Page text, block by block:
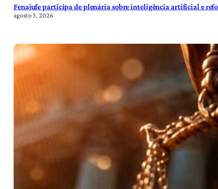
Fenajufe participa de plenária sobre inteligência artificial e
agosto 3, 2026